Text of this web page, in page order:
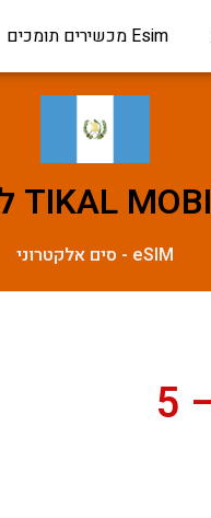
Esim מכשירים תומכים
eSIM - סים אלקטרוני
TIKAL MOBILE ללא הגבלה – 5